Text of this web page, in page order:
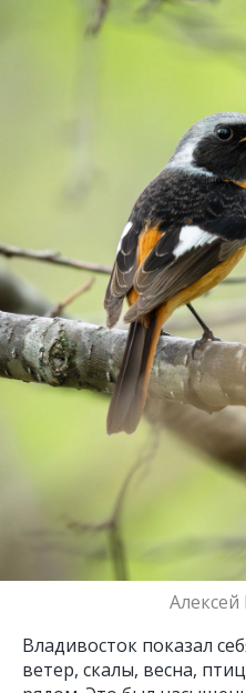
Владивосток показал
ветер, скалы, весна,